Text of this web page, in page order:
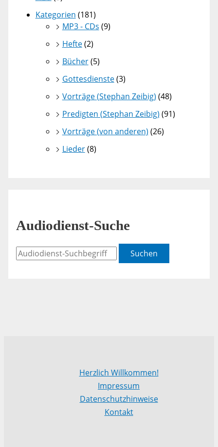
Kategorien (181)
MP3 - CDs (9)
Hefte(2)
Bücher(5)
Gottesdienste(3)
Vorträge (Stephan Zeibig) (48)
Predigten (Stephan Zeibig) (91)
Vorträge (von anderen) (26)
Lieder(8)
Audiodienst-Suche
Suchen
Herzlich Willkommen!
Impressum
Datenschutzhinweise
Kontakt